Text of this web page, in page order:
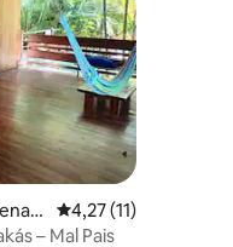
Átlagos értékelés: 5/
4,27 (11)
– Mal Pais